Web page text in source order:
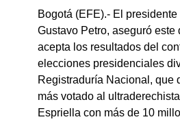
Bogotá (EFE).- El
Gustavo Petro, aseguró este
acepta los resultados del
elecciones presidenciales
Registraduría Nacional, que
más votado al
Espriella con más de 10